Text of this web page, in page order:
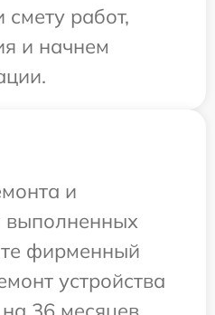
смету работ,
и начнем
и
выполненных
фирменный
устройства